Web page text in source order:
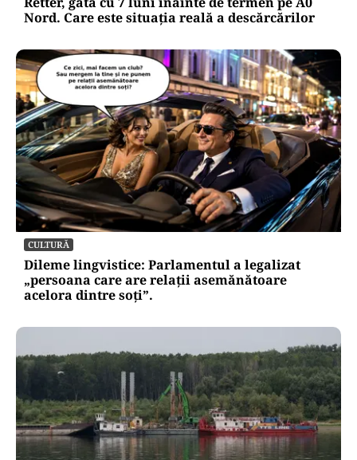
ACTUALITATE
Retter, gata cu 7 luni înainte de termen pe A0
Nord. Care este situația reală a descărcărilor